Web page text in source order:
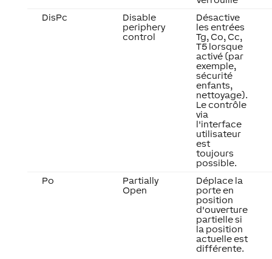
DisPc
Disable
periphery
control
Désactive
les entrées
Tg, Co, Cc,
T5 lorsque
activé (par
exemple,
sécurité
enfants,
nettoyage).
Le contrôle
via
l'interface
utilisateur
est
toujours
possible.
Po
Partially
Open
Déplace la
porte en
position
d'ouverture
partielle si
la position
actuelle est
différente.